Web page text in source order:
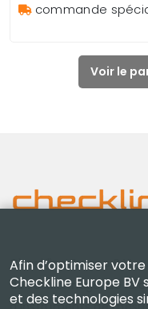
commande
Voir le
Checkline Europe B.V.
de l'étalonnage, de la
Afin d’optimiser
Checkline Europe BV
et des technologies